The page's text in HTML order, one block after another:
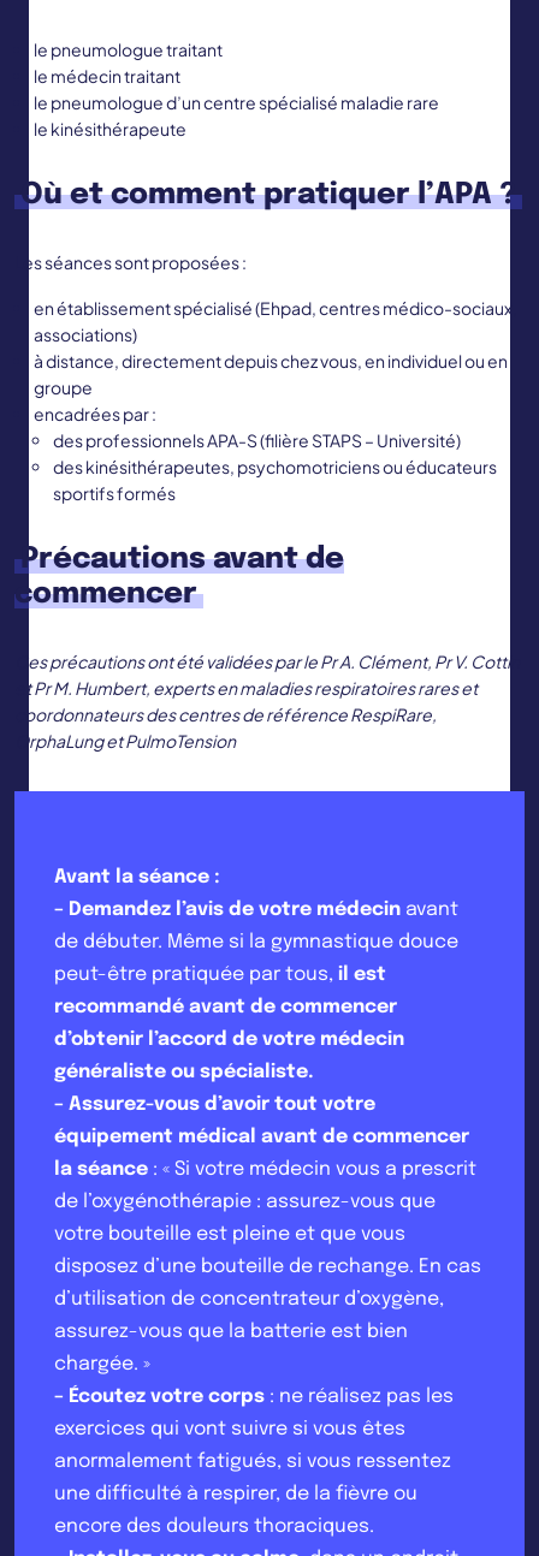
le pneumologue traitant
le médecin traitant
le pneumologue d’un centre spécialisé maladie rare
le kinésithérapeute
Où et comment pratiquer l’APA ?
Les séances sont proposées :
en établissement spécialisé (Ehpad, centres médico-sociaux,
associations)
à distance, directement depuis chez vous, en individuel ou en
groupe
encadrées par :
des professionnels APA-S (filière STAPS – Université)
des kinésithérapeutes, psychomotriciens ou éducateurs
sportifs formés
Précautions avant de
commencer
Ces précautions ont été validées par le Pr A. Clément, Pr V. Cottin
et Pr M. Humbert, experts en maladies respiratoires rares et
coordonnateurs des centres de référence RespiRare,
OrphaLung et PulmoTension
Avant la séance :
– Demandez l’avis de votre médecin avant
de débuter. Même si la gymnastique douce
peut-être pratiquée par tous, il est
recommandé avant de commencer
d’obtenir l’accord de votre médecin
généraliste ou spécialiste.
– Assurez-vous d’avoir tout votre
équipement médical avant de commencer
la séance : « Si votre médecin vous a prescrit
de l’oxygénothérapie : assurez-vous que
votre bouteille est pleine et que vous
disposez d’une bouteille de rechange. En cas
d’utilisation de concentrateur d’oxygène,
assurez-vous que la batterie est bien
chargée. »
– Écoutez votre corps : ne réalisez pas les
exercices qui vont suivre si vous êtes
anormalement fatigués, si vous ressentez
une difficulté à respirer, de la fièvre ou
encore des douleurs thoraciques.